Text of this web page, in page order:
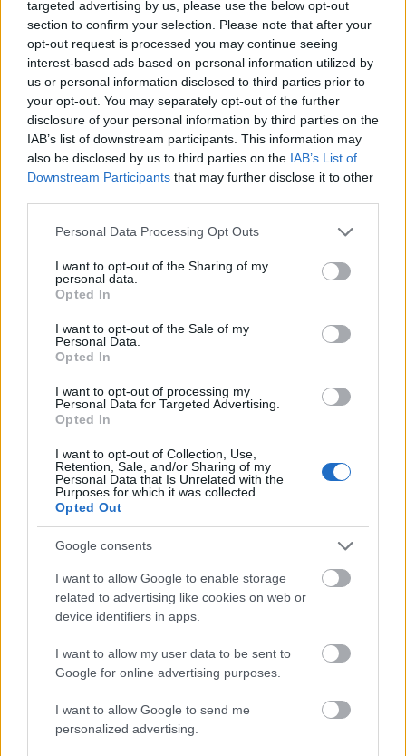
targeted advertising by us, please use the below opt-out
section to confirm your selection. Please note that after your
opt-out request is processed you may continue seeing
interest-based ads based on personal information utilized by
us or personal information disclosed to third parties prior to
your opt-out. You may separately opt-out of the further
disclosure of your personal information by third parties on the
IAB’s list of downstream participants. This information may
also be disclosed by us to third parties on the IAB’s List of
Downstream Participants that may further disclose it to other
Please note that this website/app uses one or more Google
not limited to your visit or usage behaviour. You may click to
grant or deny consent to Google and its third-party tags to
use your data for below specified purposes in below Google
consent section.
Personal Data Processing Opt Outs
I want to opt-out of the Sharing of my
personal data.
Opted In
I want to opt-out of the Sale of my
Personal Data.
Opted In
I want to opt-out of processing my
Personal Data for Targeted Advertising.
Opted In
I want to opt-out of Collection, Use,
Retention, Sale, and/or Sharing of my
Personal Data that Is Unrelated with the
Purposes for which it was collected.
Opted Out
Google consents
I want to allow Google to enable storage
related to advertising like cookies on web or
device identifiers in apps.
I want to allow my user data to be sent to
Google for online advertising purposes.
I want to allow Google to send me
personalized advertising.
némafilmről lévén szó, természetesen a zene nagy
szerepet játszik a produkcióban, viszont béna
zongora helyett a vászon alatt egy igen hangos élő
zenekar játssza majd el a soundtracket minden
egyes előadáson! A női főszerepet egyébként a
londoni National Theatre gyönyörű fiatal
színésznője,Olivia Vinalljátssza majd, aki
korábban feltűnt aDoctor Whocímű sorozat
epizódszereplőjeként is. A bemutató időpontját
egyelőre még nem tudni sajnos.
A Gutterdämmerung beharangozó kisfilmje:
Az eddig bejelentett szereplők karakterplakátjai: